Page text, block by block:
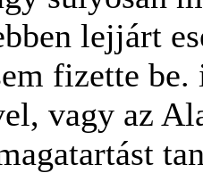
lejjárt
fizette
vagy az